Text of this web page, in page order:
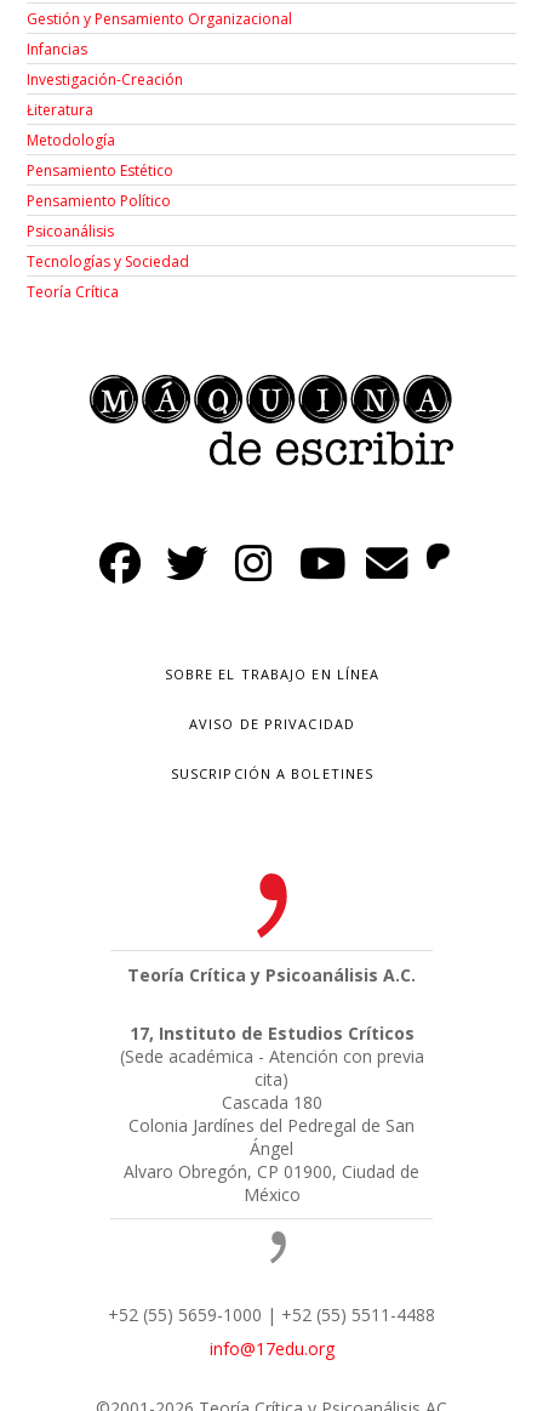
Gestión y Pensamiento Organizacional
Infancias
Investigación-Creación
Łiteratura
Metodología
Pensamiento Estético
Pensamiento Político
Psicoanálisis
Tecnologías y Sociedad
Teoría Crítica
SOBRE EL TRABAJO EN LÍNEA
AVISO DE PRIVACIDAD
SUSCRIPCIÓN A BOLETINES
Teoría Crítica y Psicoanálisis A.C.
17, Instituto de Estudios Críticos
(Sede académica - Atención con previa
cita)
Cascada 180
Colonia Jardínes del Pedregal de San
Ángel
Alvaro Obregón, CP 01900, Ciudad de
México
+52 (55) 5659-1000 | +52 (55) 5511-4488
info@17edu.org